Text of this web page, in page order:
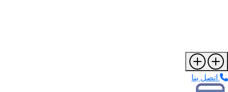
اتصل بنا